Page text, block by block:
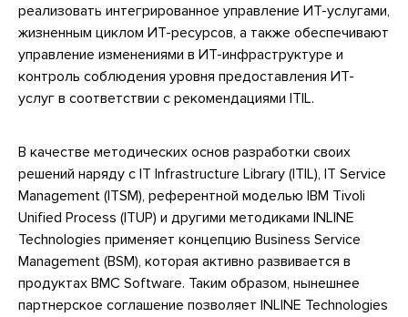
реализовать интегрированное управление ИТ-услугами,
жизненным циклом ИТ-ресурсов, а также обеспечивают
управление изменениями в ИТ-инфраструктуре и
контроль соблюдения уровня предоставления ИТ-
услуг в соответствии с рекомендациями ITIL.
В качестве методических основ разработки своих
решений наряду с IT Infrastructure Library (ITIL), IT Service
Management (ITSM), референтной моделью IBM Tivoli
Unified Process (ITUP) и другими методиками INLINE
Technologies применяет концепцию Business Service
Management (BSM), которая активно развивается в
продуктах BMC Software. Таким образом, нынешнее
партнерское соглашение позволяет INLINE Technologies